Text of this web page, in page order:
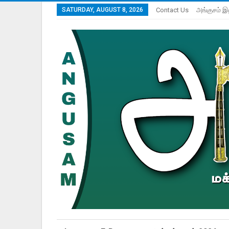
SATURDAY, AUGUST 8, 2026 Contact Us அங்குசம்